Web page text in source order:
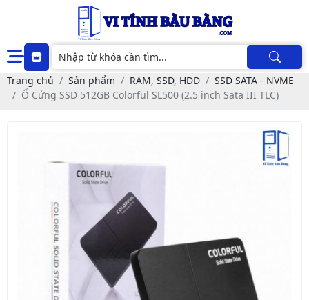
Trang chủ Sản phẩm RAM, SSD, HDD
SSD SATA - NVME
Ổ Cứng SSD 512GB Colorful SL500 (2.5 inch Sata III TLC)